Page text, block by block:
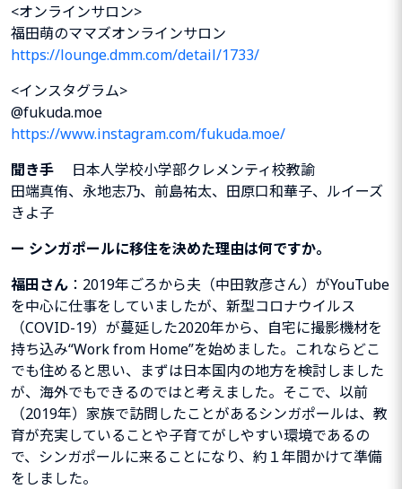
<オンラインサロン>
福田萌のママズオンラインサロン
https://lounge.dmm.com/detail/1733/
<インスタグラム>
@fukuda.moe
https://www.instagram.com/fukuda.moe/
聞き手 日本人学校小学部クレメンティ校教諭
田端真侑、永地志乃、前島祐太、田原口和華子、ルイーズ
きよ子
ー シンガポールに移住を決めた理由は何ですか。
福田さん ：2019年ごろから夫（中田敦彦さん）がYouTube
を中心に仕事をしていましたが、新型コロナウイルス
（COVID-19）が蔓延した2020年から、自宅に撮影機材を
持ち込み“Work from Home”を始めました。これならどこ
でも住めると思い、まずは日本国内の地方を検討しました
が、海外でもできるのではと考えました。そこで、以前
（2019年）家族で訪問したことがあるシンガポールは、教
育が充実していることや子育てがしやすい環境であるの
で、シンガポールに来ることになり、約１年間かけて準備
をしました。